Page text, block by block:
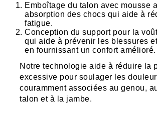
Emboîtage du talon avec mousse
absorption des chocs qui aide à
fatigue.
Conception du support pour la
qui aide à prévenir les blessures
en fournissant un confort amélioré.
Notre technologie aide à réduire la
excessive pour soulager les
couramment associées au genou,
talon et à la jambe.